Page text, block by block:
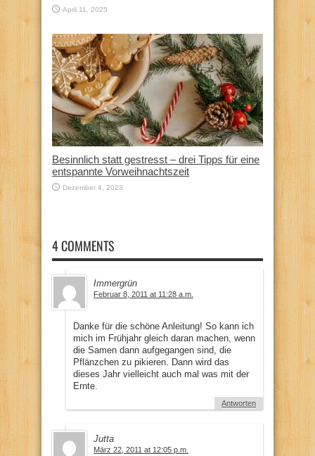
April 11, 2025
Besinnlich statt gestresst – drei Tipps für eine
entspannte Vorweihnachtszeit
Dezember 4, 2023
4 COMMENTS
Immergrün
Februar 8, 2011 at 11:28 a.m.
Danke für die schöne Anleitung! So kann ich
mich im Frühjahr gleich daran machen, wenn
die Samen dann aufgegangen sind, die
Pflänzchen zu pikieren. Dann wird das
dieses Jahr vielleicht auch mal was mit der
Ernte.
Antworten
Jutta
März 22, 2011 at 12:05 p.m.